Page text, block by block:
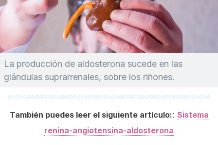
La producción de aldosterona sucede en las
glándulas suprarrenales, sobre los riñones.
También puedes leer el siguiente artículo:: Sistema
renina-angiotensina-aldosterona